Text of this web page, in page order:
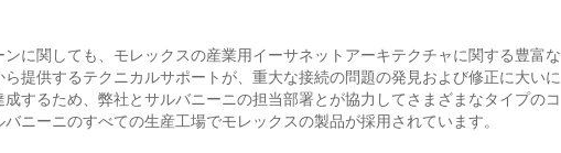
に関しても、モレックスの産業用イーサネットアーキテクチャに関する豊富な
提供するテクニカルサポートが、重大な接続の問題の発見および修正に大いに
するため、弊社とサルバニーニの担当部署とが協力してさまざまなタイプのコ
ニーニのすべての生産工場でモレックスの製品が採用されています。